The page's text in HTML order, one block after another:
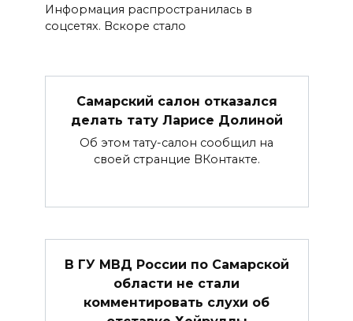
Информация распространилась в
соцсетях. Вскоре стало
Самарский салон отказался
делать тату Ларисе Долиной
Об этом тату-салон сообщил на
своей странцие ВКонтакте.
В ГУ МВД России по Самарской
области не стали
комментировать слухи об